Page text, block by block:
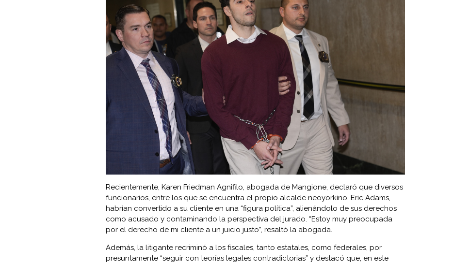
Recientemente, Karen Friedman Agnifilo, abogada de Mangione, declaró que diversos
funcionarios, entre los que se encuentra el propio alcalde neoyorkino, Eric Adams,
habrían convertido a su cliente en una “figura política”, alienándolo de sus derechos
como acusado y contaminando la perspectiva del jurado. “Estoy muy preocupada
por el derecho de mi cliente a un juicio justo”, resaltó la abogada.
Además, la litigante recriminó a los fiscales, tanto estatales, como federales, por
presuntamente “seguir con teorías legales contradictorias” y destacó que, en este